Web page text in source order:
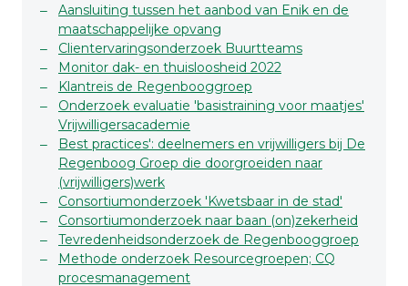
Aansluiting tussen het aanbod van Enik en de
maatschappelijke opvang
Clientervaringsonderzoek Buurtteams
Monitor dak- en thuisloosheid 2022
Klantreis de Regenbooggroep
Onderzoek evaluatie 'basistraining voor maatjes'
Vrijwilligersacademie
Best practices': deelnemers en vrijwilligers bij De
Regenboog Groep die doorgroeiden naar
(vrijwilligers)werk
Consortiumonderzoek 'Kwetsbaar in de stad'
Consortiumonderzoek naar baan (on)zekerheid
Tevredenheidsonderzoek de Regenbooggroep
Methode onderzoek Resourcegroepen; CQ
procesmanagement